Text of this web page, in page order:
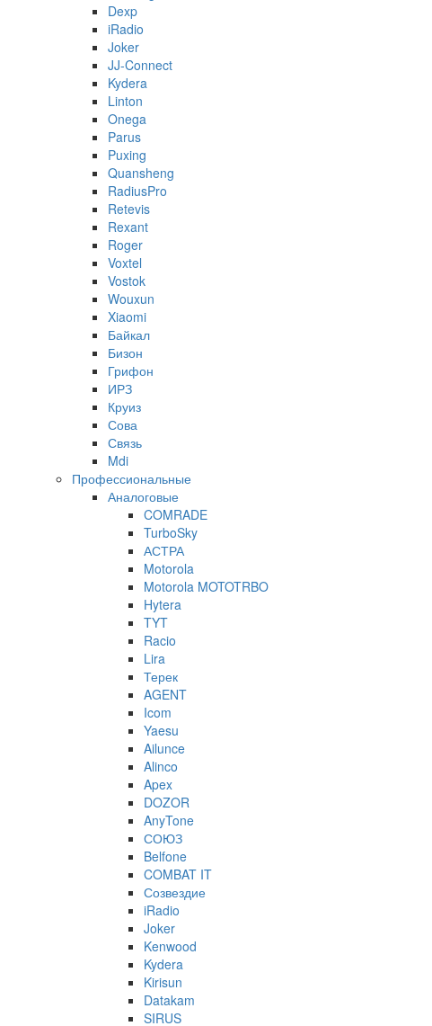
Dexp
iRadio
Joker
JJ-Connect
Kydera
Linton
Onega
Parus
Puxing
Quansheng
RadiusPro
Retevis
Rexant
Roger
Voxtel
Vostok
Wouxun
Xiaomi
Байкал
Бизон
Грифон
ИРЗ
Круиз
Сова
Связь
Mdi
Профессиональные
Аналоговые
COMRADE
TurboSky
АСТРА
Motorola
Motorola MOTOTRBO
Hytera
TYT
Racio
Lira
Терек
AGENT
Icom
Yaesu
Ailunce
Alinco
Apex
DOZOR
AnyTone
СОЮЗ
Belfone
COMBAT IT
Созвездие
iRadio
Joker
Kenwood
Kydera
Kirisun
Datakam
SIRUS